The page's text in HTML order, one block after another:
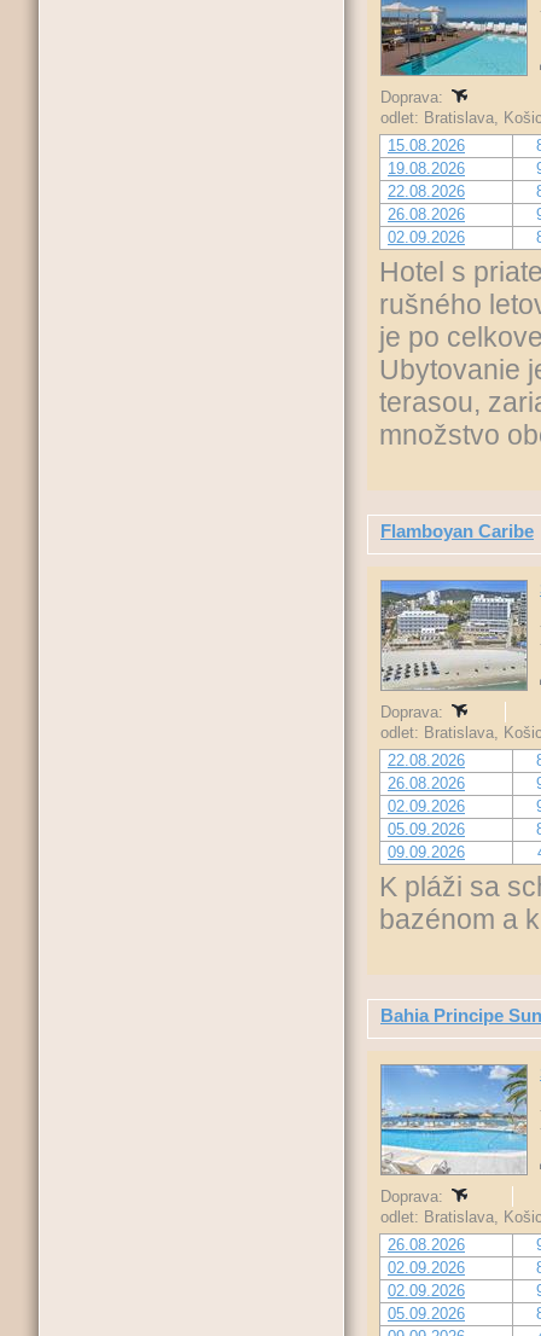
Doprava:
odlet: Bratislava,
15.08.2026
19.08.2026
22.08.2026
26.08.2026
02.09.2026
Hotel s
rušného
je po
Ubytovanie
terasou,
množstvo
Flamboyan Caribe
Doprava:
odlet: Bratislava,
22.08.2026
26.08.2026
02.09.2026
05.09.2026
09.09.2026
K pláži sa
bazénom a
Bahia Principe
Doprava:
odlet: Bratislava,
26.08.2026
02.09.2026
02.09.2026
05.09.2026